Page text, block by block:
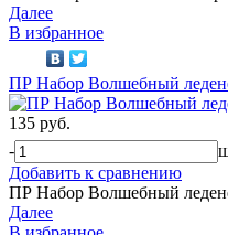
Далее
В избранное
ПР Набор Волшебный
135 руб.
-
Добавить к сравнению
ПР Набор Волшебный
Далее